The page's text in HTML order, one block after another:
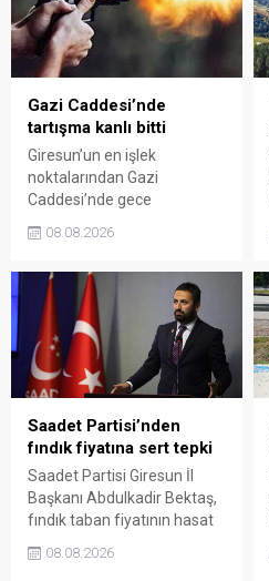
süresi de 16 Ağustos'a
kadar uzatıldı.
Gazi Caddesi’nde
tartışma kanlı bitti
Giresun’un en işlek
noktalarından Gazi
Caddesi’nde gece
kavgada A.E. ayağından
bölgede kısa süreli panik
yaşanırken polis geniş çaplı
soruşturma başlattı.
08.08.2026
Saadet Partisi’nden
fındık fiyatına sert tepki
Saadet Partisi Giresun İl
Başkanı Abdulkadir Bektaş,
fındık taban fiyatının hasat
açıklanmamasına tepki
08.08.2026